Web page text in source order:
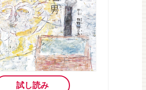
試し読み